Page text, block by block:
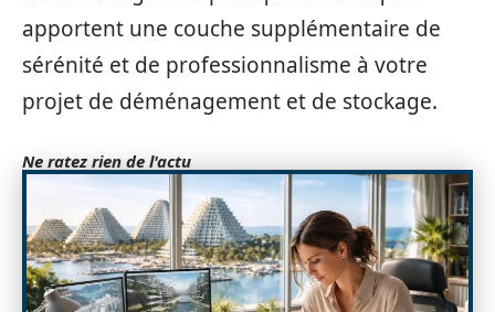
apportent une couche supplémentaire de
sérénité et de professionnalisme à votre
projet de déménagement et de stockage.
Ne ratez rien de l'actu